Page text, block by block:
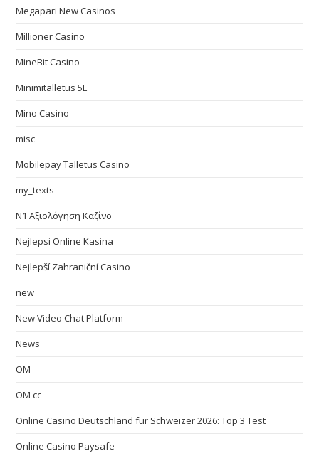
Megapari New Casinos
Millioner Casino
MineBit Casino
Minimitalletus 5E
Mino Casino
misc
Mobilepay Talletus Casino
my_texts
N1 Αξιολόγηση Καζίνο
Nejlepsi Online Kasina
Nejlepší Zahraniční Casino
new
New Video Chat Platform
News
OM
OM cc
Online Casino Deutschland für Schweizer 2026: Top 3 Test
Online Casino Paysafe